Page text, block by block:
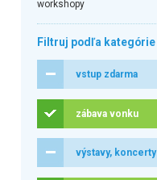
workshopy
Filtruj podľa kategórie
vstup zdarma
zábava vonku
výstavy, koncerty